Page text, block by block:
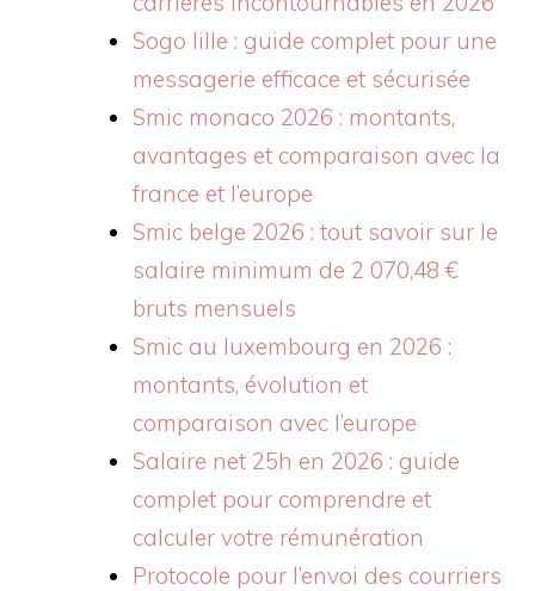
Sogo lille : guide complet pour une
messagerie efficace et sécurisée
Smic monaco 2026 : montants,
avantages et comparaison avec la
france et l’europe
Smic belge 2026 : tout savoir sur le
salaire minimum de 2 070,48 €
bruts mensuels
Smic au luxembourg en 2026 :
montants, évolution et
comparaison avec l’europe
Salaire net 25h en 2026 : guide
complet pour comprendre et
calculer votre rémunération
Protocole pour l’envoi des courriers